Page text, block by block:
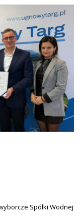
Spółki Wodnej